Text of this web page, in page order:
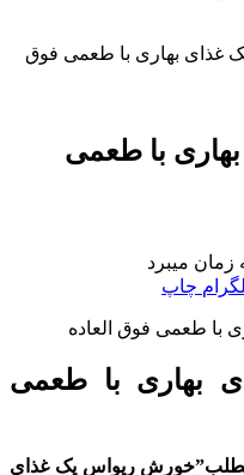
غذای بهاری با طعمی فوق
با طعمی
چاپ
بهاری با طعمی
مطلب”خورش ریواس یک غذای